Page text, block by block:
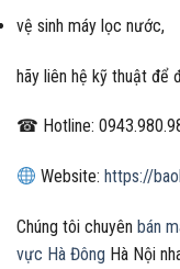
vệ sinh máy lọc nước,
hãy liên hệ kỹ thuật để
☎ Hotline:
Website: https://
Chúng tôi chuyên bán
vực Hà Đông Hà Nội